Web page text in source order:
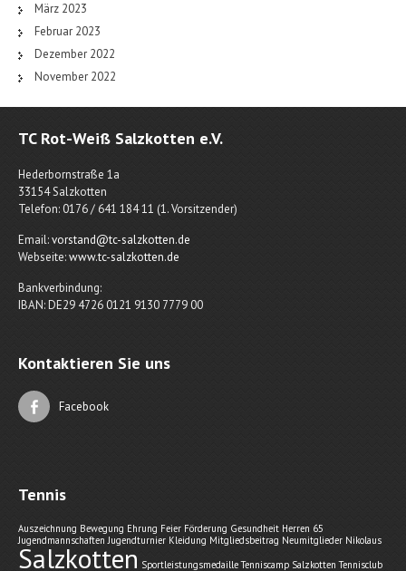
März 2023
Februar 2023
Dezember 2022
November 2022
TC Rot-Weiß Salzkotten e.V.
Hederbornstraße 1a
33154 Salzkotten
Telefon: 0176 / 641 184 11 (1. Vorsitzender)
Email:vorstand@tc-salzkotten.de
Webseite:www.tc-salzkotten.de
Bankverbindung:
IBAN: DE29 4726 0121 9130 7779 00
Kontaktieren Sie uns
Facebook
Tennis
Auszeichnung Bewegung Ehrung Feier Förderung Gesundheit Herren 65
Jugendmannschaften Jugendturnier Kleidung Mitgliedsbeitrag Neumitglieder Nikolaus
Salzkotten Sportleistungsmedaille Tenniscamp Salzkotten Tennisclub